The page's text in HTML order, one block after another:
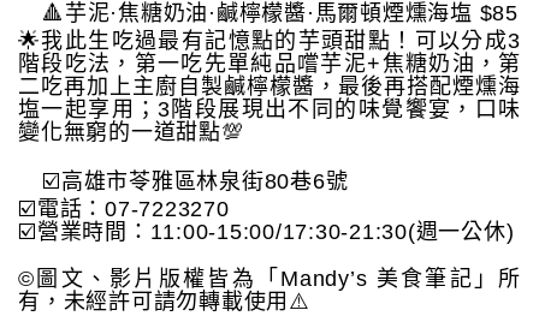
🔺芋泥·焦糖奶油·鹹檸檬醬·馬爾頓煙燻海塩 $85
🌟我此生吃過最有記憶點的芋頭甜點！可以分成3
階段吃法，第一吃先單純品嚐芋泥+焦糖奶油，第
二吃再加上主廚自製鹹檸檬醬，最後再搭配煙燻海
塩一起享用；3階段展現出不同的味覺饗宴，口味
變化無窮的一道甜點💯
☑️高雄市苓雅區林泉街80巷6號
☑️電話：07-7223270
☑️營業時間：11:00-15:00/17:30-21:30(週一公休)
©️圖文、影片版權皆為「Mandy’s 美食筆記」所
有，未經許可請勿轉載使用⚠️